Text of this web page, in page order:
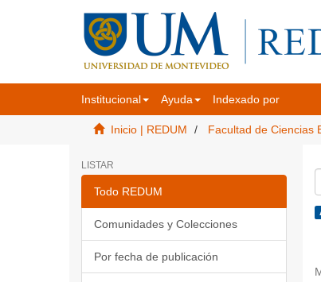
Institucional Ayuda Indexado por
Inicio | REDUM Facultad de Ciencias
LISTAR
Todo REDUM
Comunidades y Colecciones
Por fecha de publicación